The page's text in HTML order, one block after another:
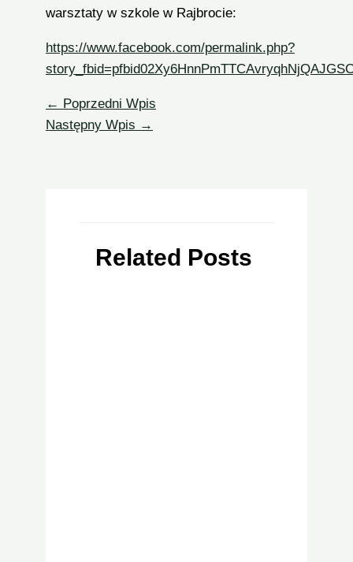
warsztaty w szkole w Rajbrocie:
https://www.facebook.com/permalink.php?
← Poprzedni Wpis
Następny Wpis →
Related Posts